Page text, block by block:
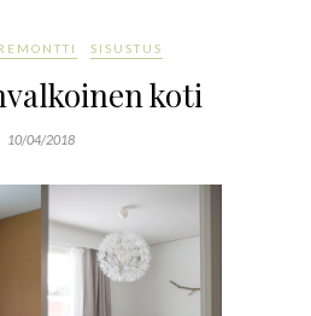
SISUSTUS
koti
10/04/2018